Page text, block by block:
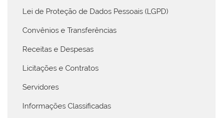
Lei de Proteção de Dados Pessoais (LGPD)
Convênios e Transferências
Receitas e Despesas
Licitações e Contratos
Servidores
Informações Classificadas